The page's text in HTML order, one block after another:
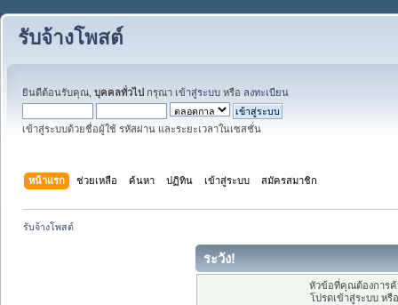
รับจ้างโพสต์
ยินดีต้อนรับคุณ, บุคคลทั่วไป กรุณา เข้าสู่ระบบ หรือ ลงทะเบียน
เข้าสู่ระบบด้วยชื่อผู้ใช้ รหัสผ่าน และระยะเวลาในเซสชั่น
หน้าแรก ช่วยเหลือ ค้นหา ปฏิทิน เข้าสู่ระบบ สมัครสมาชิก
รับจ้างโพสต์
ระวัง!
หัวข้อที่คุณต้องการ
โปรดเข้าสู่ระบบ หรื